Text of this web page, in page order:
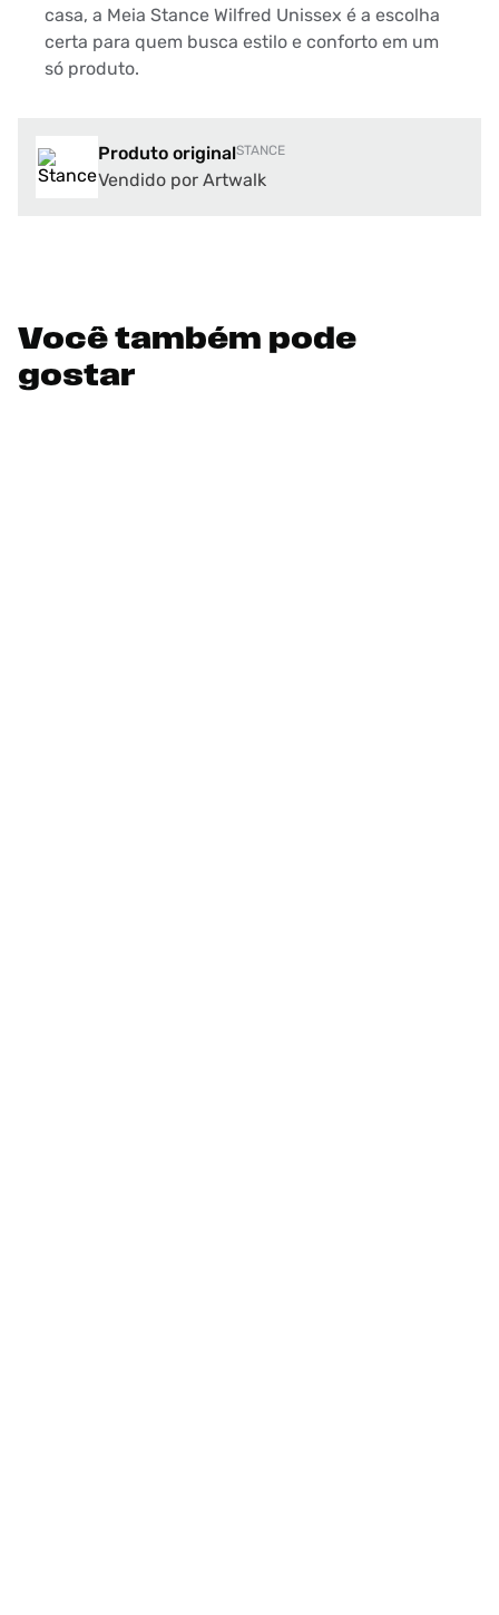
casa, a Meia Stance Wilfred Unissex é a escolha
certa para quem busca estilo e conforto em um
só produto.
Produto originalSTANCE
Vendido por Artwalk
Você também pode
gostar